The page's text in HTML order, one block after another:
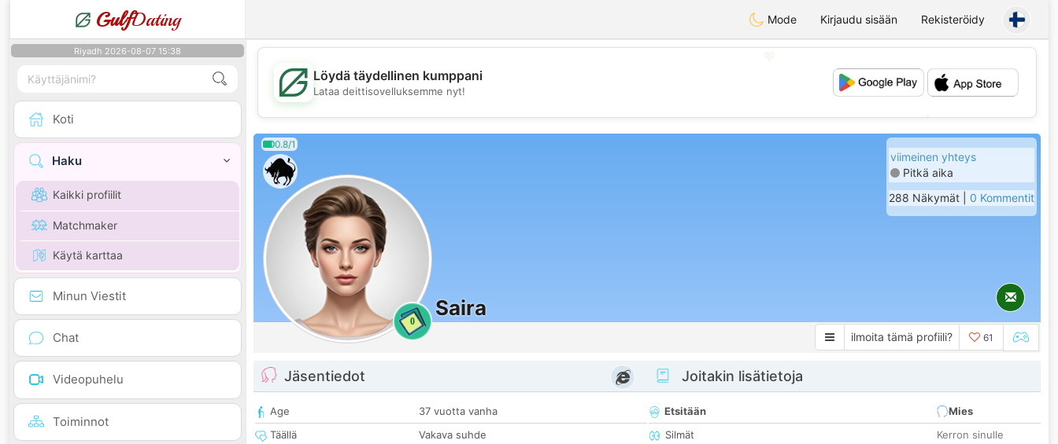
GulfDating Mode Kirjaudu sisään Rekisteröidy
Riyadh 2026-08-07 15:38
Koti
Haku
Kaikki profiilit
Matchmaker
Käytä karttaa
Minun Viestit
Chat
Videopuhelu
Toiminnot
💖
💕
Löydä täydellinen kumppani
Lataa deittisovelluksemme nyt!
0.8/1
0
Saira
viimeinen yhteys
Pitkä aika
288 Näkymät | 0 Kommentit
ilmoita tämä profiili? 61
Jäsentiedot
Age
37 vuotta vanha
Täällä
Vakava suhde
Joitakin lisätietoja
Etsitään
Mies
Silmät
Kerron sinulle